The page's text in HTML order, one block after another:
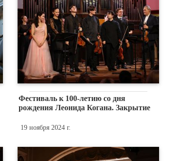
Фестиваль к 100-летию со дня
рождения Леонида Когана. Закрытие
19 ноября 2024 г.